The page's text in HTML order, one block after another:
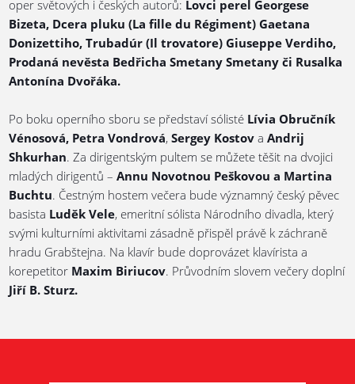
oper světových i českých autorů: Lovci perel Georgese
Bizeta, Dcera pluku (La fille du Régiment) Gaetana
Donizettiho, Trubadúr (Il trovatore) Giuseppe Verdiho,
Prodaná nevěsta Bedřicha Smetany Smetany či Rusalka
Antonína Dvořáka.
Po boku operního sboru se představí sólisté Lívia Obručník
Vénosová, Petra Vondrová,Sergey Kostov aAndrij
Shkurhan. Za dirigentským pultem se můžete těšit na dvojici
mladých dirigentů –Annu Novotnou Peškovou a Martina
Buchtu. Čestným hostem večera bude významný český pěvec
basista Luděk Vele, emeritní sólista Národního divadla, který
svými kulturními aktivitami zásadně přispěl právě k záchraně
hradu Grabštejna. Na klavír bude doprovázet klavírista a
korepetitor Maxim Biriucov. Průvodním slovem večery doplní
Jiří B. Sturz.